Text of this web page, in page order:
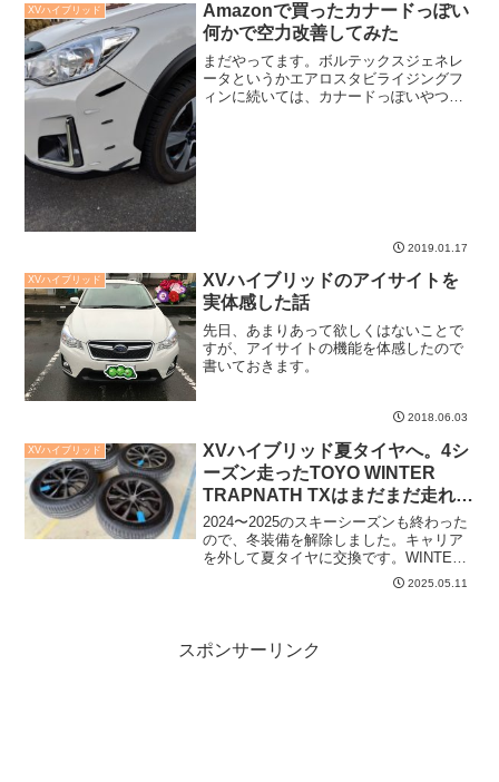
XVハイブリッド
Amazonで買ったカナードっぽい
何かで空力改善してみた
まだやってます。ボルテックスジェネレ
ータというかエアロスタビライジングフ
ィンに続いては、カナードっぽいやつで
2019.01.17
XVハイブリッド
XVハイブリッドのアイサイトを
実体感した話
先日、あまりあって欲しくはないことで
すが、アイサイトの機能を体感したので
書いておきます。
2018.06.03
XVハイブリッド
XVハイブリッド夏タイヤへ。4シ
ーズン走ったTOYO WINTER
TRAPNATH TXはまだまだ走れそ
うだけど来期更新すると思う。
2024〜2025のスキーシーズンも終わった
ので、冬装備を解除しました。キャリア
を外して夏タイヤに交換です。WINTER
TRANPATH TXで4シーズン走ったのでト
レッド面の状態を確認しましたが、まだ
2025.05.11
スポンサーリンク